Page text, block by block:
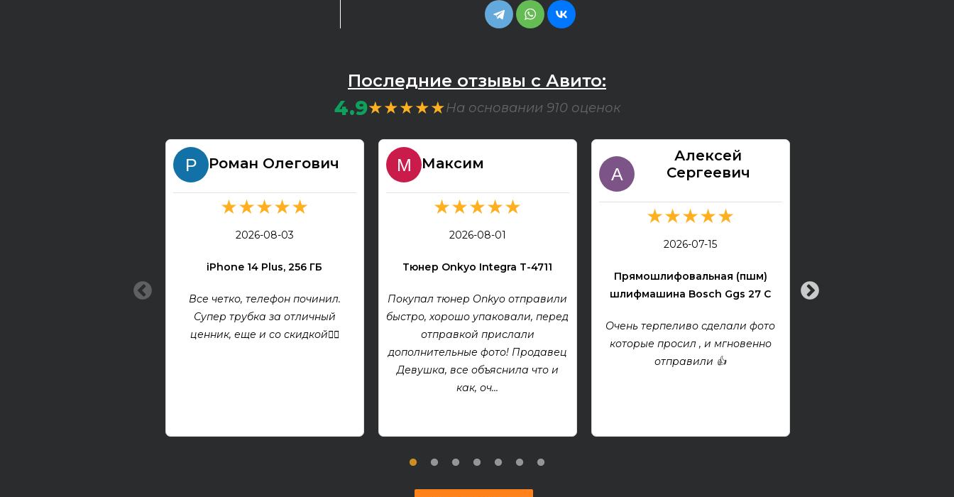
Последние отзывы с Авито:
4.9★★★★★На основании 910 оценок
Роман Олегович
★★★★★
2026-08-03
iPhone 14 Plus, 256 ГБ
Все четко, телефон починил.
Супер трубка за отличный
ценник, еще и со скидкой👍🏻
Максим
★★★★★
2026-08-01
Тюнер Onkyo Integra T-4711
Покупал тюнер Onkyo отправили
быстро, хорошо упаковали, перед
отправкой прислали
дополнительные фото! Продавец
Девушка, все объяснила что и
как, оч...
Алексей
Сергеевич
★★★★★
2026-07-15
Прямошлифовальная (пшм)
шлифмашина Bosch Ggs 27 C
Очень терпеливо сделали фото
которые просил , и мгновенно
отправили 👍
Все хорошо! Гитара